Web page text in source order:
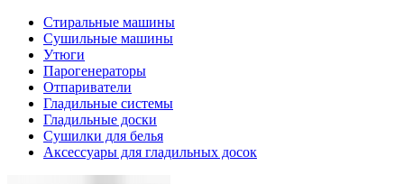
Стиральные машины
Сушильные машины
Утюги
Парогенераторы
Отпариватели
Гладильные системы
Гладильные доски
Сушилки для белья
Аксессуары для гладильных досок